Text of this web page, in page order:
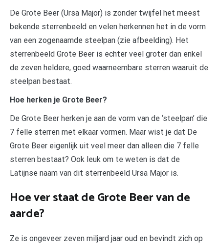
De Grote Beer (Ursa Major) is zonder twijfel het meest
bekende sterrenbeeld en velen herkennen het in de vorm
van een zogenaamde steelpan (zie afbeelding). Het
sterrenbeeld Grote Beer is echter veel groter dan enkel
de zeven heldere, goed waarneembare sterren waaruit de
steelpan bestaat.
Hoe herken je Grote Beer?
De Grote Beer herken je aan de vorm van de ‘steelpan’ die
7 felle sterren met elkaar vormen. Maar wist je dat De
Grote Beer eigenlijk uit veel meer dan alleen die 7 felle
sterren bestaat? Ook leuk om te weten is dat de
Latijnse naam van dit sterrenbeeld Ursa Major is.
Hoe ver staat de Grote Beer van de
aarde?
Ze is ongeveer zeven miljard jaar oud en bevindt zich op